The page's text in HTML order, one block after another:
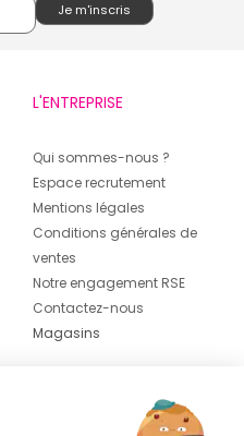
L'ENTREPRISE
Qui sommes-nous ?
Espace recrutement
Mentions légales
Conditions générales de
ventes
Notre engagement RSE
Contactez-nous
Magasins